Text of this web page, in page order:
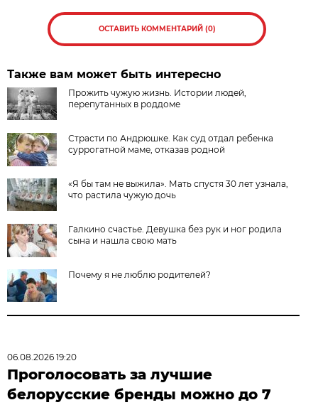
ОСТАВИТЬ КОММЕНТАРИЙ (0)
Также вам может быть интересно
Прожить чужую жизнь. Истории людей,
перепутанных в роддоме
Страсти по Андрюшке. Как суд отдал ребенка
суррогатной маме, отказав родной
«Я бы там не выжила». Мать спустя 30 лет узнала,
что растила чужую дочь
Галкино счастье. Девушка без рук и ног родила
сына и нашла свою мать
Почему я не люблю родителей?
06.08.2026 19:20
Проголосовать за лучшие
белорусские бренды можно до 7